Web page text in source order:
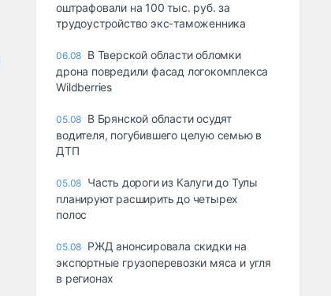
оштрафовали на 100 тыс. руб. за
трудоустройство экс-таможенника
06.08 В Тверской области обломки
дрона повредили фасад логокомплекса
Wildberries
05.08 В Брянской области осудят
водителя, погубившего целую семью в
ДТП
05.08 Часть дороги из Калуги до Тулы
планируют расширить до четырех
полос
05.08 РЖД анонсировала скидки на
экспортные грузоперевозки мяса и угля
в регионах